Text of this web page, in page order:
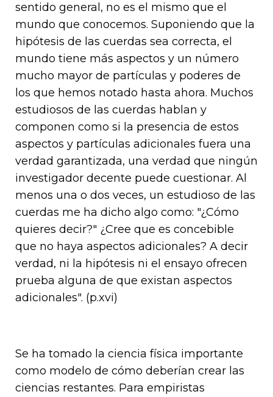
sentido general, no es el mismo que el
mundo que conocemos. Suponiendo que la
hipótesis de las cuerdas sea correcta, el
mundo tiene más aspectos y un número
mucho mayor de partículas y poderes de
los que hemos notado hasta ahora. Muchos
estudiosos de las cuerdas hablan y
componen como si la presencia de estos
aspectos y partículas adicionales fuera una
verdad garantizada, una verdad que ningún
investigador decente puede cuestionar. Al
menos una o dos veces, un estudioso de las
cuerdas me ha dicho algo como: "¿Cómo
quieres decir?" ¿Cree que es concebible
que no haya aspectos adicionales? A decir
verdad, ni la hipótesis ni el ensayo ofrecen
prueba alguna de que existan aspectos
adicionales". (p.xvi)
Se ha tomado la ciencia física importante
como modelo de cómo deberían crear las
ciencias restantes. Para empiristas